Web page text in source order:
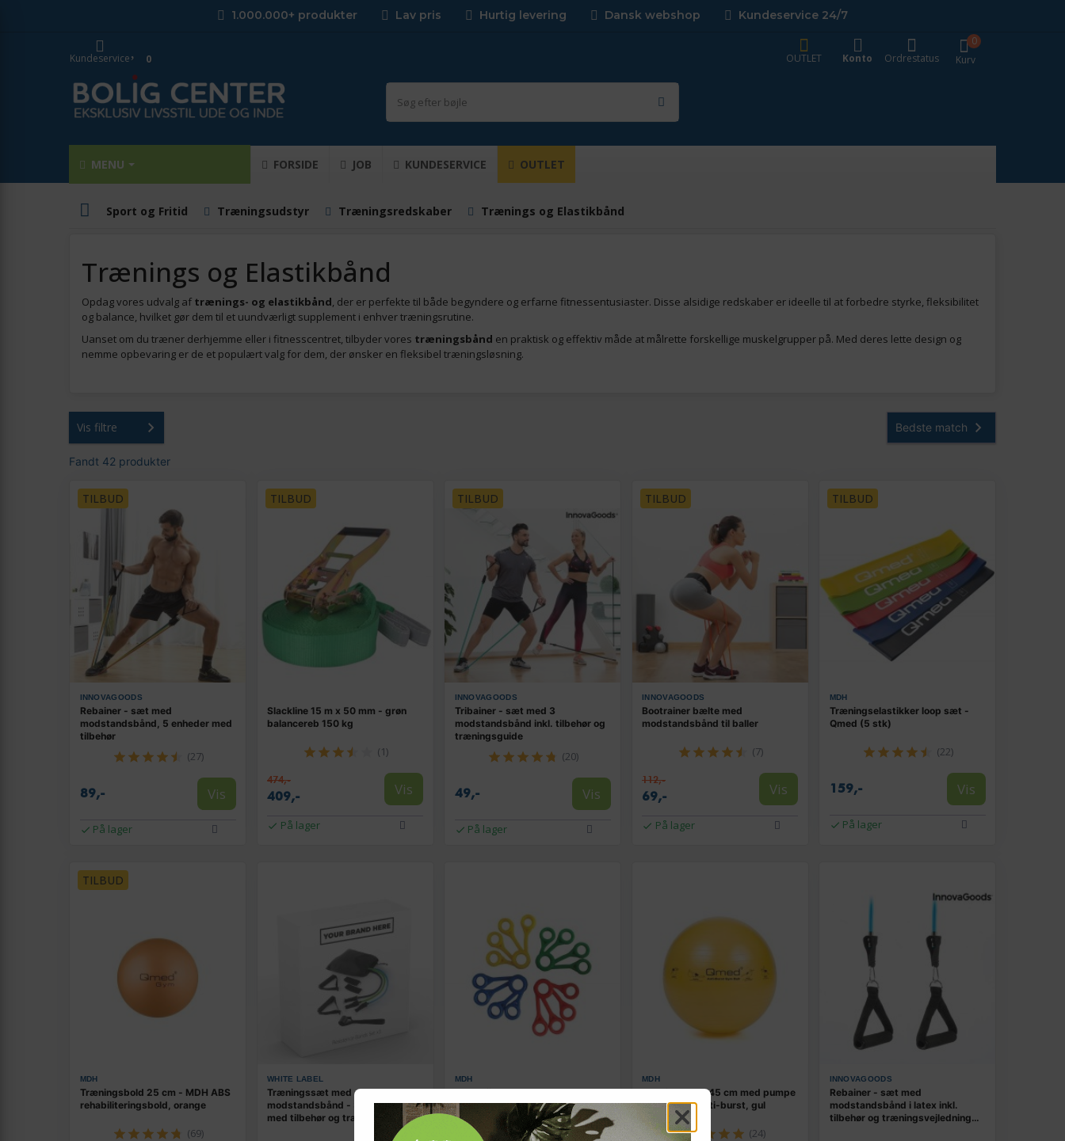
1.000.000+ produkter Lav pris Hurtig levering Dansk webshop Kundeservice 24/7
Kurv
0
OUTLET
Konto Ordrestatus
Kundeservice 0
MENU FORSIDE JOB KUNDESERVICE OUTLET
Sport og Fritid Træningsudstyr Træningsredskaber Trænings og Elastikbånd
Trænings og Elastikbånd
Opdag vores udvalg af trænings- og elastikbånd, der er perfekte til både begyndere og erfarne fitnessentusiaster. Disse alsidige redskaber er ideelle til at forbedre styrke, fleksibilitet
og balance, hvilket gør dem til et uundværligt supplement i enhver træningsrutine.
Uanset om du træner derhjemme eller i fitnesscentret, tilbyder vores træningsbånd en praktisk og effektiv måde at målrette forskellige muskelgrupper på. Med deres lette design og
nemme opbevaring er de et populært valg for dem, der ønsker en fleksibel træningsløsning.
Vis filtre
Fandt 42 produkter
TILBUD
INNOVAGOODS
Rebainer - sæt med
modstandsbånd, 5 enheder med
tilbehør
(27)
89,- Vis
På lager
TILBUD
Slackline 15 m x 50 mm - grøn
balancereb 150 kg
(1)
474,-
409,- Vis
På lager
TILBUD
INNOVAGOODS
Tribainer - sæt med 3
modstandsbånd inkl. tilbehør og
træningsguide
(20)
49,- Vis
På lager
TILBUD
INNOVAGOODS
Bootrainer bælte med
modstandsbånd til baller
(7)
112,-
69,- Vis
På lager
TILBUD
MDH
Træningselastikker loop sæt -
Qmed (5 stk)
(22)
159,- Vis
På lager
TILBUD
MDH
Træningsbold 25 cm - MDH ABS
rehabiliteringsbold, orange
(69)
WHITE LABEL
Træningssæt med
modstandsbånd - 3 elastikker
med tilbehør og træningsguide
MDH
Qmed fingertræner - grøn
(medium modstand)
MDH
Træningsbold 45 cm med pumpe
- MDH ABS/anti-burst, gul
(24)
INNOVAGOODS
Rebainer - sæt med
modstandsbånd i latex inkl.
tilbehør og træningsvejledning